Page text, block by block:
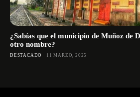
¿Sabías que el municipio de Muñoz de
otro nombre?
DESTACADO 11 MARZO, 2025